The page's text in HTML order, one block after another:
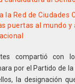
la Red de Ciudades
puertas al mundo y
compartió con
por el Partido de la
la designación